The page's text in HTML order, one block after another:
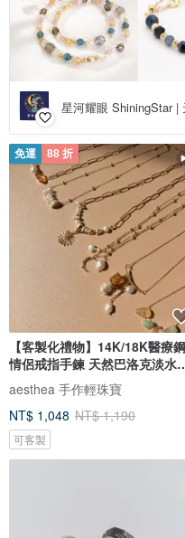
星河耀眼 ShiningStar |
免運 88 折
【客製化禮物】14K/18K醫療鋼
情侶戒指手鍊 天然巴洛克淡水
aesthea 手作輕珠寶
NT$ 1,048 NT$ 1,190
可客製